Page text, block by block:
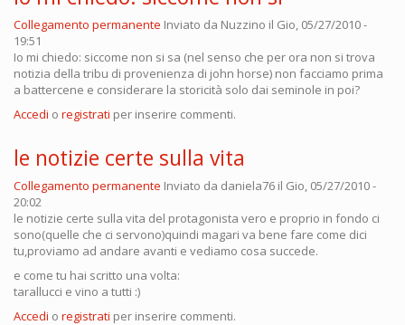
Collegamento permanente Inviato da Nuzzino il Gio, 05/27/2010 -
19:51
Io mi chiedo: siccome non si sa (nel senso che per ora non si trova
notizia della tribu di provenienza di john horse) non facciamo prima
a battercene e considerare la storicità solo dai seminole in poi?
Accedi o registrati per inserire commenti.
le notizie certe sulla vita
Collegamento permanente Inviato da daniela76 il Gio, 05/27/2010 -
20:02
le notizie certe sulla vita del protagonista vero e proprio in fondo ci
sono(quelle che ci servono)quindi magari va bene fare come dici
tu,proviamo ad andare avanti e vediamo cosa succede.
e come tu hai scritto una volta:
tarallucci e vino a tutti :)
Accedi o registrati per inserire commenti.